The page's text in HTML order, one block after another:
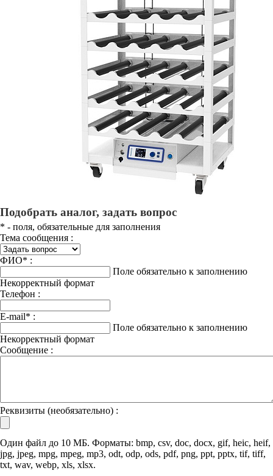
Подобрать аналог, задать вопрос
* - поля, обязательные для заполнения
Тема сообщения :
ФИО* :
Поле обязательно к заполнению
Некорректный формат
Телефон :
E-mail* :
Поле обязательно к заполнению
Некорректный формат
Сообщение :
Реквизиты (необязательно) :
Один файл до 10 МБ. Форматы: bmp, csv, doc, docx, gif, heic, heif,
jpg, jpeg, mpg, mpeg, mp3, odt, odp, ods, pdf, png, ppt, pptx, tif, tiff,
txt, wav, webp, xls, xlsx.